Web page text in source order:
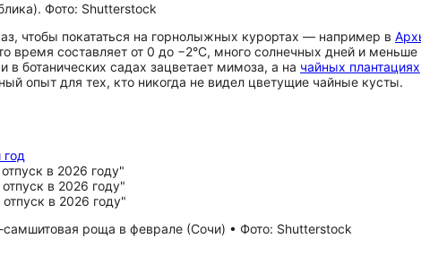
Фото: Shutterstock
чтобы покататься на горнолыжных курортах — например в
время составляет от 0 до −2°C, много солнечных дней и
в ботанических садах зацветает мимоза, а на чайных плантациях
опыт для тех, кто никогда не видел цветущие чайные кусты.
роща в феврале (Сочи) • Фото: Shutterstock